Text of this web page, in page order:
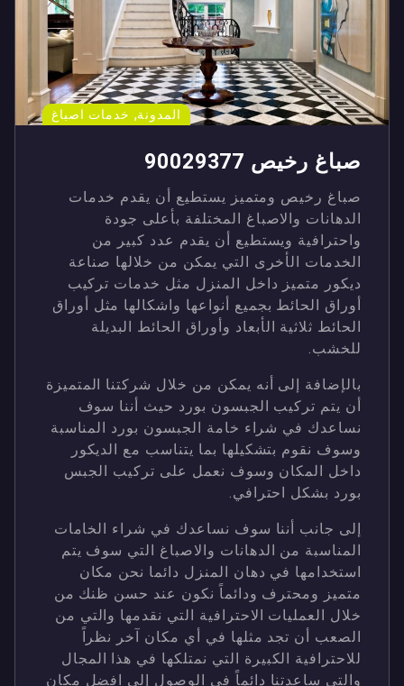
المدونة, خدمات اصباغ
صباغ رخيص 90029377
صباغ رخيص ومتميز يستطيع أن يقدم خدمات
الدهانات والاصباغ المختلفة بأعلى جودة
واحترافية ويستطيع أن يقدم عدد كبير من
الخدمات الأخرى التي يمكن من خلالها صناعة
ديكور متميز داخل المنزل مثل خدمات تركيب
أوراق الحائط بجميع أنواعها واشكالها مثل أوراق
الحائط ثلاثية الأبعاد وأوراق الحائط البديلة
للخشب.
بالإضافة إلى أنه يمكن من خلال شركتنا المتميزة
أن يتم تركيب الجبسون بورد حيث أننا سوف
نساعدك في شراء خامة الجبسون بورد المناسبة
وسوف نقوم بتشكيلها بما يتناسب مع الديكور
داخل المكان وسوف نعمل على تركيب الجبس
بورد بشكل احترافي.
إلى جانب أننا سوف نساعدك في شراء الخامات
المناسبة من الدهانات والاصباغ التي سوف يتم
استخدامها في دهان المنزل دائما نحن مكان
متميز ومحترف ودائماً نكون عند حسن ظنك من
خلال العمليات الاحترافية التي نقدمها والتي من
الصعب أن تجد مثلها في أي مكان آخر نظراً
للاحترافية الكبيرة التي نمتلكها في هذا المجال
والتي ساعدتنا دائماً في الوصول إلى افضل مكان